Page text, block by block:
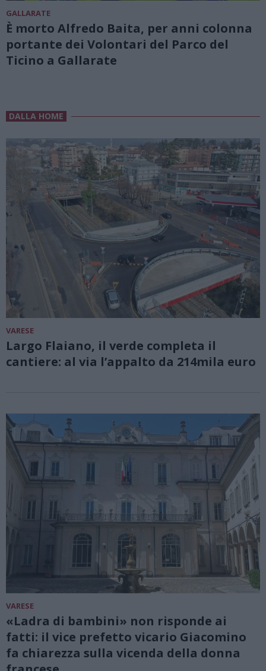
GALLARATE
È morto Alfredo Baita, per anni colonna
portante dei Volontari del Parco del
Ticino a Gallarate
DALLA HOME
VARESE
Largo Flaiano, il verde completa il
cantiere: al via l’appalto da 214mila euro
VARESE
«Ladra di bambini» non risponde ai
fatti: il vice prefetto vicario Giacomino
fa chiarezza sulla vicenda della donna